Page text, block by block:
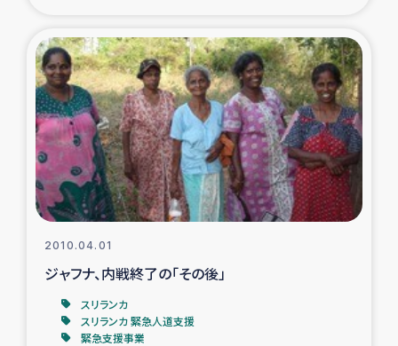
神原ゼミxパルシック
石巻市街地在宅被災者支援
復興応援隊の活動
仮設住宅生活支援・農業復興支援
漁業復興支援
インターン・ボランティア日誌
経済自立支援事業
2010.04.01
ジャフナ、内戦終了の「その後」
スリランカ
スリランカ 緊急人道支援
緊急支援事業